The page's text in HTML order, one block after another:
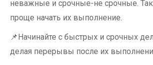
неважные и срочные-не срочные.
проще начать их выполнение.
📌Начинайте с быстрых и срочных
делая перерывы после их